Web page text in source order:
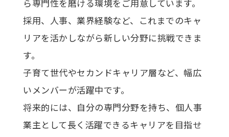
ら専門性を磨ける環境をご用意しています。
採用、人事、業界経験など、これまでのキャ
リアを活かしながら新しい分野に挑戦できま
す。
子育て世代やセカンドキャリア層など、幅広
いメンバーが活躍中です。
将来的には、自分の専門分野を持ち、個人事
業主として長く活躍できるキャリアを目指せ